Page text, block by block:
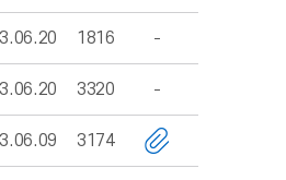
1816
3320
3174